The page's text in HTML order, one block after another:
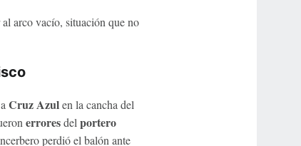
arco vacío, situación que no
Cruz Azulen la cancha del
erroresdel portero
perdió el balón ante